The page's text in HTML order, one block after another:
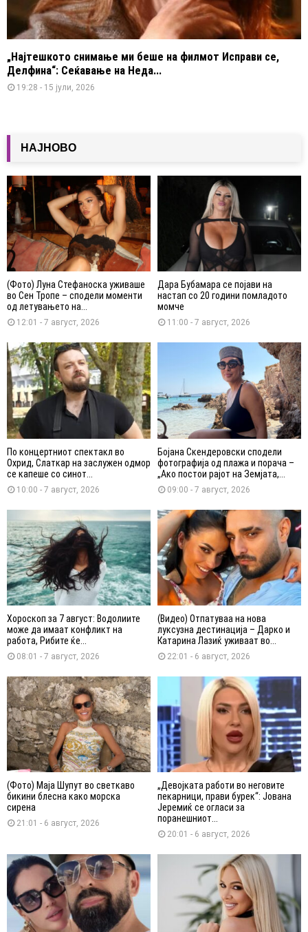
„Најтешкото снимање ми беше на филмот Исправи се,
Делфина“: Сеќавање на Неда...
19:28 - 15 јули, 2026
НАЈНОВО
(Фото) Луна Стефаноска уживаше
во Сен Тропе – сподели моменти
од летувањето на...
12:01 - 7 август, 2026
Дара Бубамара се појави на
настап со 20 години помладото
момче
11:00 - 7 август, 2026
По концертниот спектакл во
Охрид, Слаткар на заслужен одмор
се капеше со синот...
10:00 - 7 август, 2026
Бојана Скендеровски сподели
фотографија од плажа и порача –
„Ако постои рајот на Земјата,...
09:00 - 7 август, 2026
Хороскоп за 7 август: Водолиите
може да имаат конфликт на
работа, Рибите ќе...
08:01 - 7 август, 2026
(Видео) Отпатуваа на нова
луксузна дестинација – Дарко и
Катарина Лазиќ уживаат во...
22:01 - 6 август, 2026
(Фото) Маја Шупут во светкаво
бикини блесна како морска
сирена
21:01 - 6 август, 2026
„Девојката работи во неговите
пекарници, прави бурек“: Јована
Јеремиќ се огласи за
поранешниот...
20:01 - 6 август, 2026